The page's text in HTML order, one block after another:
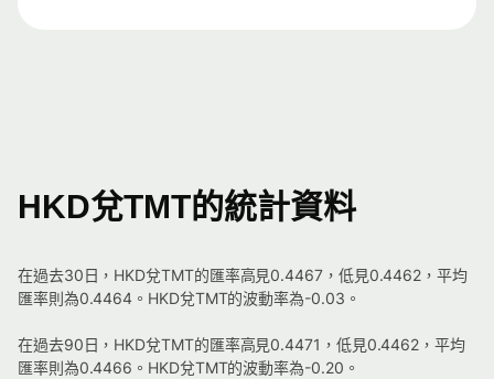
HKD兌TMT的統計資料
在過去30日，HKD兌TMT的匯率高見0.4467，低見0.4462，平均
匯率則為0.4464。HKD兌TMT的波動率為-0.03。
在過去90日，HKD兌TMT的匯率高見0.4471，低見0.4462，平均
匯率則為0.4466。HKD兌TMT的波動率為-0.20。